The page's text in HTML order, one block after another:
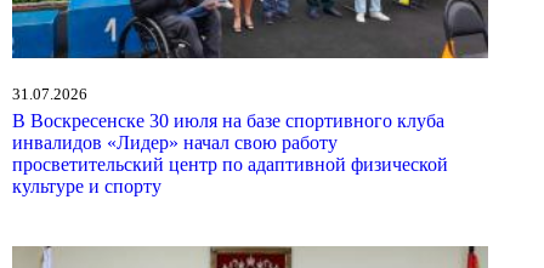
31.07.2026
В Воскресенске 30 июля на базе спортивного клуба
инвалидов «Лидер» начал свою работу
просветительский центр по адаптивной физической
культуре и спорту